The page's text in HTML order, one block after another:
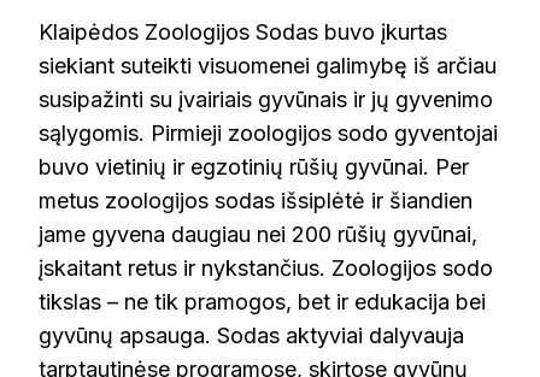
Klaipėdos Zoologijos Sodas buvo įkurtas
siekiant suteikti visuomenei galimybę iš arčiau
susipažinti su įvairiais gyvūnais ir jų gyvenimo
sąlygomis. Pirmieji zoologijos sodo gyventojai
buvo vietinių ir egzotinių rūšių gyvūnai. Per
metus zoologijos sodas išsiplėtė ir šiandien
jame gyvena daugiau nei 200 rūšių gyvūnai,
įskaitant retus ir nykstančius. Zoologijos sodo
tikslas – ne tik pramogos, bet ir edukacija bei
gyvūnų apsauga. Sodas aktyviai dalyvauja
tarptautinėse programose, skirtose gyvūnų